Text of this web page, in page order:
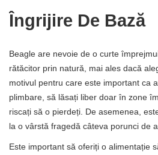
Îngrijire De Bază
Beagle are nevoie de o curte
rătăcitor prin natură, mai ales dacă
motivul pentru care este important ca
plimbare, să lăsați liber doar în zone
riscați să o pierdeți. De asemenea,
la o vârstă fragedă câteva porunci de
Este important să oferiți o alimentație